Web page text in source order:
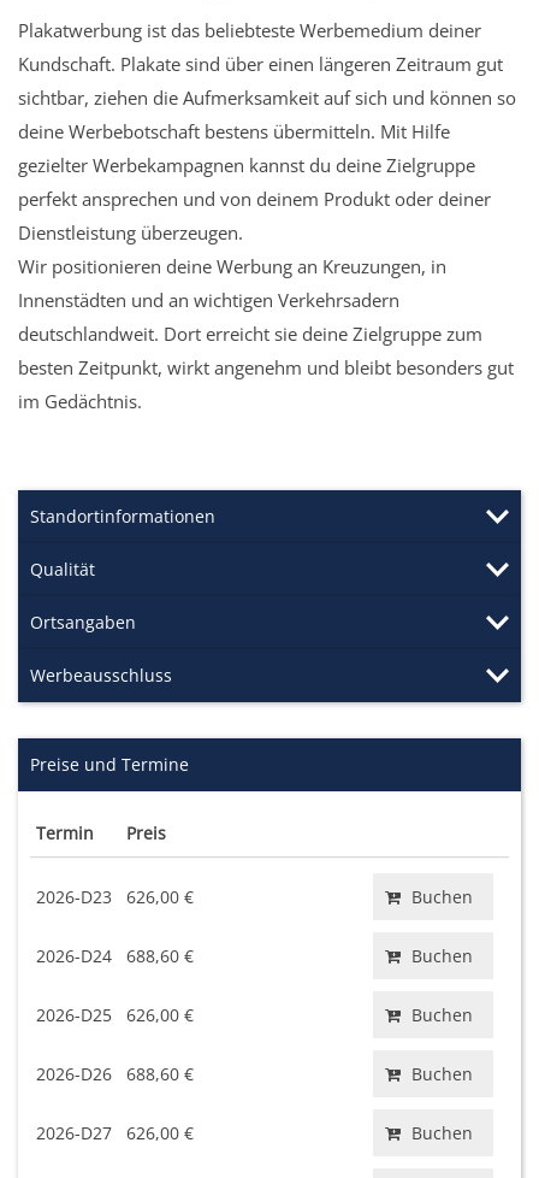
Plakatwerbung ist das beliebteste Werbemedium deiner
Kundschaft. Plakate sind über einen längeren Zeitraum gut
sichtbar, ziehen die Aufmerksamkeit auf sich und können so
deine Werbebotschaft bestens übermitteln. Mit Hilfe
gezielter Werbekampagnen kannst du deine Zielgruppe
perfekt ansprechen und von deinem Produkt oder deiner
Dienstleistung überzeugen.
Wir positionieren deine Werbung an Kreuzungen, in
Innenstädten und an wichtigen Verkehrsadern
deutschlandweit. Dort erreicht sie deine Zielgruppe zum
besten Zeitpunkt, wirkt angenehm und bleibt besonders gut
im Gedächtnis.
Standortinformationen
Qualität
Ortsangaben
Werbeausschluss
Preise und Termine
Termin Preis
2026-D23 626,00 € Buchen
2026-D24 688,60 € Buchen
2026-D25 626,00 € Buchen
2026-D26 688,60 € Buchen
2026-D27 626,00 € Buchen